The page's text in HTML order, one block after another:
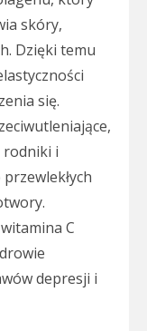
skóry,
Dzięki temu
się.
rodniki i
C
depresji i